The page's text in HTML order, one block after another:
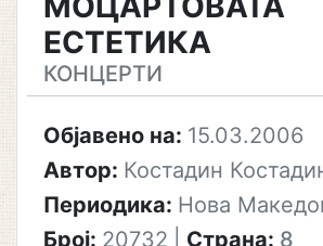
ЕСТЕТИКА
КОНЦЕРТИ
Објавено на: 15.03.2006
Автор: Костадин
Периодика: Нова
Број: 20732 Страна: 8